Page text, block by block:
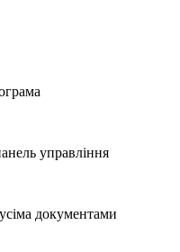
управління
документами